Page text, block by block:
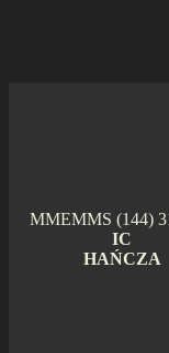
MMEMMS (144)
IC
HAŃCZA